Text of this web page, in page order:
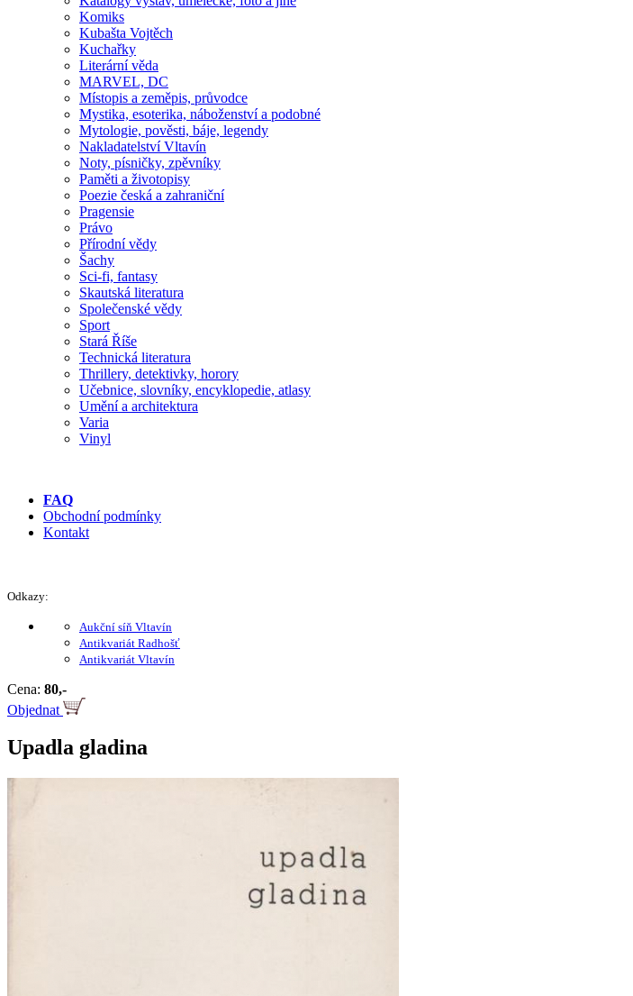
Komiks
Kubašta Vojtěch
Kuchařky
Literární věda
MARVEL, DC
Místopis a zeměpis, průvodce
Mystika, esoterika, náboženství a podobné
Mytologie, pověsti, báje, legendy
Nakladatelství Vltavín
Noty, písničky, zpěvníky
Paměti a životopisy
Poezie česká a zahraniční
Pragensie
Právo
Přírodní vědy
Šachy
Sci-fi, fantasy
Skautská literatura
Společenské vědy
Sport
Stará Říše
Technická literatura
Thrillery, detektivky, horory
Učebnice, slovníky, encyklopedie, atlasy
Umění a architektura
Varia
Vinyl
FAQ
Obchodní podmínky
Kontakt
Odkazy:
Aukční síň Vltavín
Antikvariát Radhošť
Antikvariát Vltavín
Cena: 80,-
Objednat
Upadla gladina